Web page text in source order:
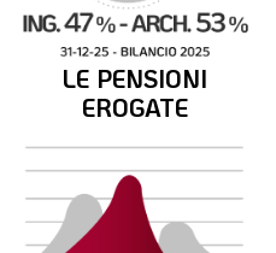
LE PENSIONI
EROGATE